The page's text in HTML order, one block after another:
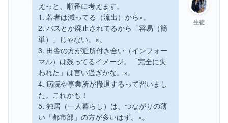
生徒
えっと、順番に考えます。
1. 若者は減ってる（流出）から×。
2. バスとか廃止されてるから「容易（簡
単）」じゃない。×。
3. 田舎の方が近所付き合い（インフォー
マル）は残ってるイメージ。「完全に失
われた」は言い過ぎかな。×。
4. 病院や事業所が撤退するって習いまし
た。これかも！
5. 独居（一人暮らし）は、つながりの薄
い「都市部」の方が多いはず。×。